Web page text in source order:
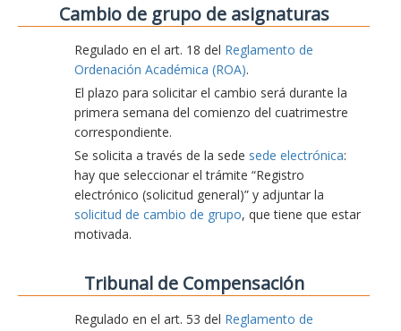
Cambio de grupo de asignaturas
Regulado en el art. 18 del Reglamento de
Ordenación Académica (ROA).
El plazo para solicitar el cambio será durante la
primera semana del comienzo del cuatrimestre
correspondiente.
Se solicita a través de la sede sede electrónica:
hay que seleccionar el trámite “Registro
electrónico (solicitud general)” y adjuntar la
solicitud de cambio de grupo, que tiene que estar
motivada.
Tribunal de Compensación
Regulado en el art. 53 del Reglamento de